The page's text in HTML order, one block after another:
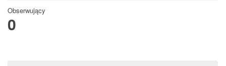
Obserwujący
0